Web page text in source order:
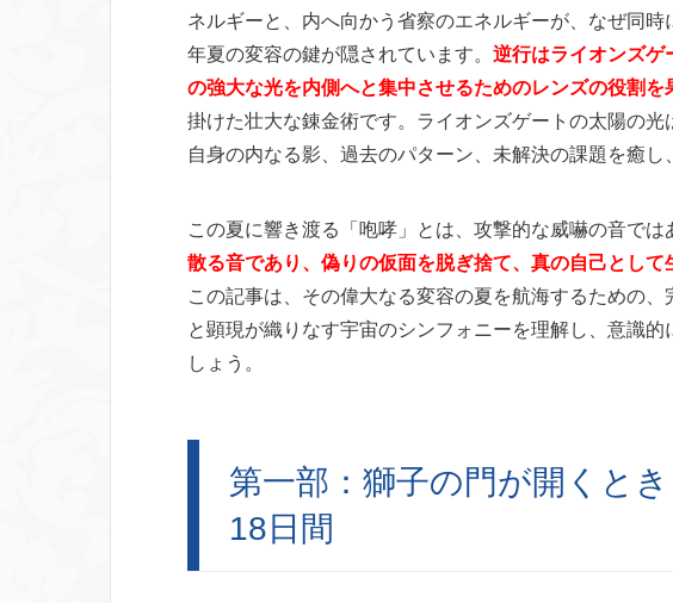
ネルギーと、内へ向かう省察のエネルギーが、なぜ同
年夏の変容の鍵が隠されています。 逆行はライオンズゲ
の強大な光を内側へと集中させるためのレンズの役割を
掛けた壮大な錬金術です。ライオンズゲートの太陽の
自身の内なる影、過去のパターン、未解決の課題を癒し
この夏に響き渡る「咆哮」とは、攻撃的な威嚇の音では
散る音であり、偽りの仮面を脱ぎ捨て、真の自己とし
この記事は、その偉大なる変容の夏を航海するための
と顕現が織りなす宇宙のシンフォニーを理解し、意識
しょう。
第一部：獅子の門が開くと
18日間